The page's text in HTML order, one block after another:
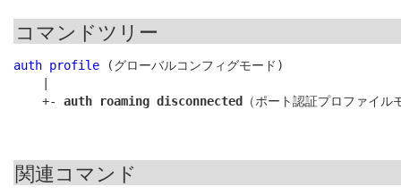
コマンドツリー
auth profile (グローバルコンフィグモード)
    +-
auth roaming disconnected
関連コマンド